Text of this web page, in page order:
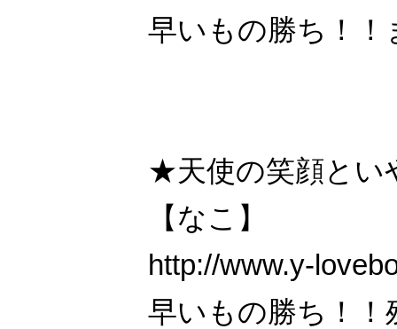
早いもの勝ち！
★天使の笑顔とい
【なこ】
http://www.y-
早いもの勝ち！